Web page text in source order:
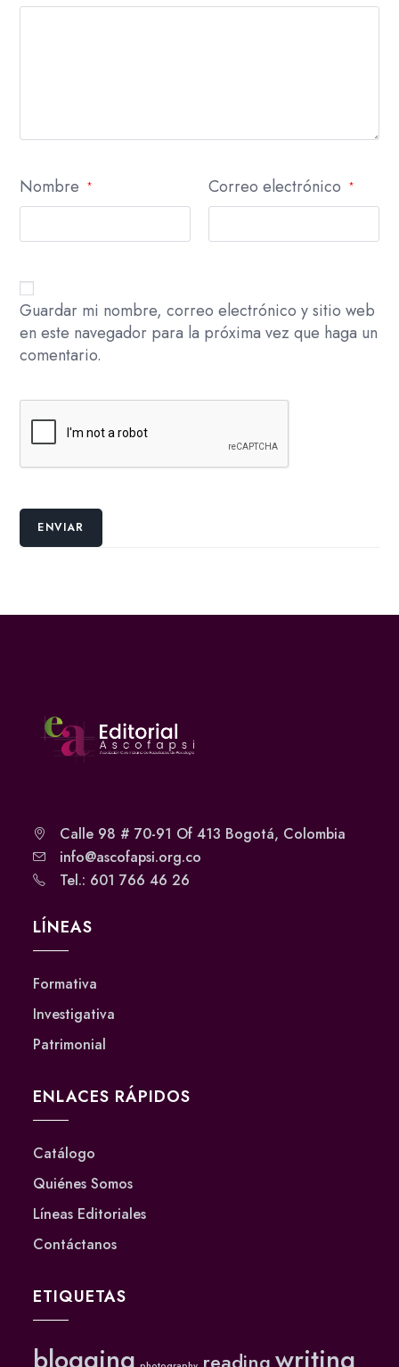
Nombre * Correo electrónico *
Guardar mi nombre, correo electrónico y sitio web
en este navegador para la próxima vez que haga un
comentario.
Calle 98 # 70-91 Of 413 Bogotá, Colombia
info@ascofapsi.org.co
Tel.: 601 766 46 26
LÍNEAS
Formativa
Investigativa
Patrimonial
ENLACES RÁPIDOS
Catálogo
Quiénes Somos
Líneas Editoriales
Contáctanos
ETIQUETAS